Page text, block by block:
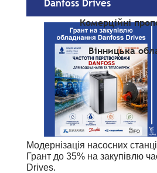
Комерційні
Вінницька
Danfoss Drives
Модернізація насосних
Грант до 35% на закупівлю
Drives.